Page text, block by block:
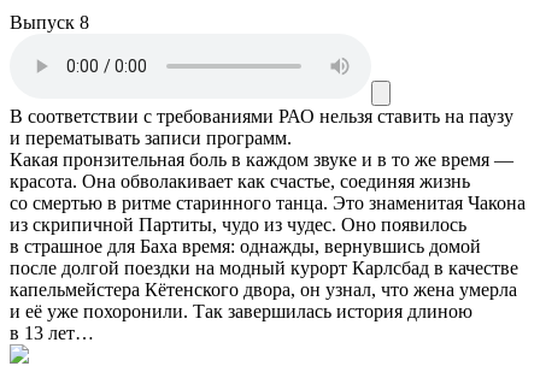
Выпуск 8
В соответствии с требованиями РАО нельзя ставить на паузу
и перематывать записи программ.
Какая пронзительная боль в каждом звуке и в то же время —
красота. Она обволакивает как счастье, соединяя жизнь
со смертью в ритме старинного танца. Это знаменитая Чакона
из скрипичной Партиты, чудо из чудес. Оно появилось
в страшное для Баха время: однажды, вернувшись домой
после долгой поездки на модный курорт Карлсбад в качестве
капельмейстера Кётенского двора, он узнал, что жена умерла
и её уже похоронили. Так завершилась история длиною
в 13 лет…